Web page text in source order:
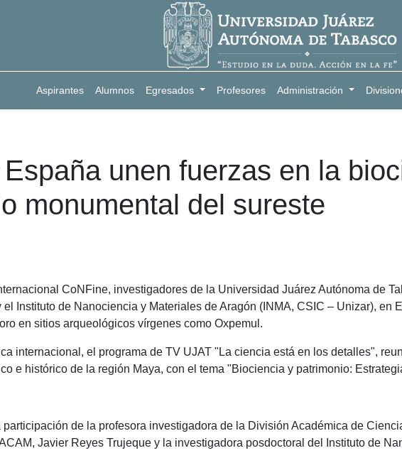
Aspirantes Alumnos Egresados Profesores Administración
unen fuerzas en la
monumental del sureste
CoNFine, investigadores de la Universidad Juárez Autónoma de
Instituto de Nanociencia y Materiales de Aragón (INMA, CSIC – Unizar), en
en sitios arqueológicos vírgenes como Oxpemul.
internacional, el programa de TV UJAT "La ciencia está en los detalles",
e histórico de la región Maya, con el tema "Biociencia y patrimonio:
de la profesora investigadora de la División Académica de
Javier Reyes Trujeque y la investigadora posdoctoral del Instituto de